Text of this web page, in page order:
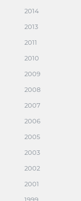
2014
2013
2011
2010
2009
2008
2007
2006
2005
2003
2002
2001